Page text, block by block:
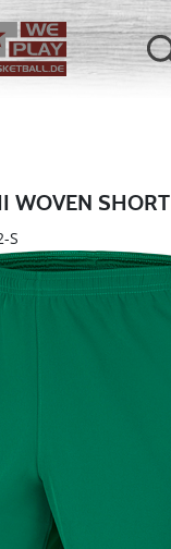
WOVEN SHORT
S